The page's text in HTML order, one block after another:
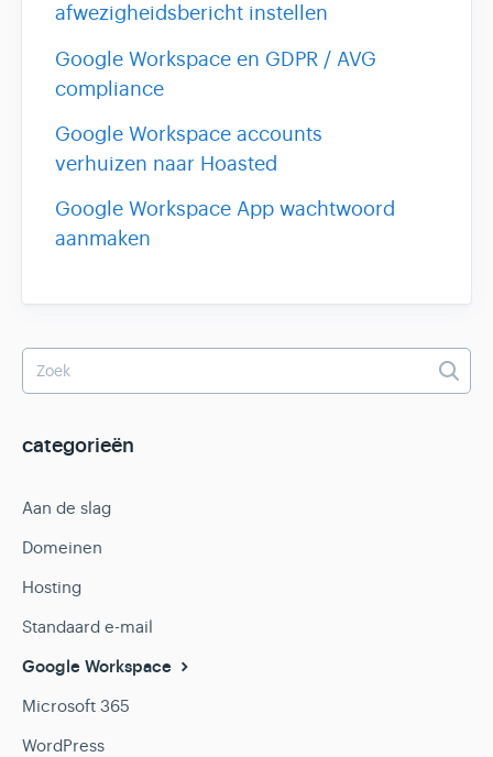
afwezigheidsbericht instellen
Google Workspace en GDPR / AVG
compliance
Google Workspace accounts
verhuizen naar Hoasted
Google Workspace App wachtwoord
aanmaken
categorieën
Aan de slag
Domeinen
Hosting
Standaard e-mail
Google Workspace
Microsoft 365
WordPress